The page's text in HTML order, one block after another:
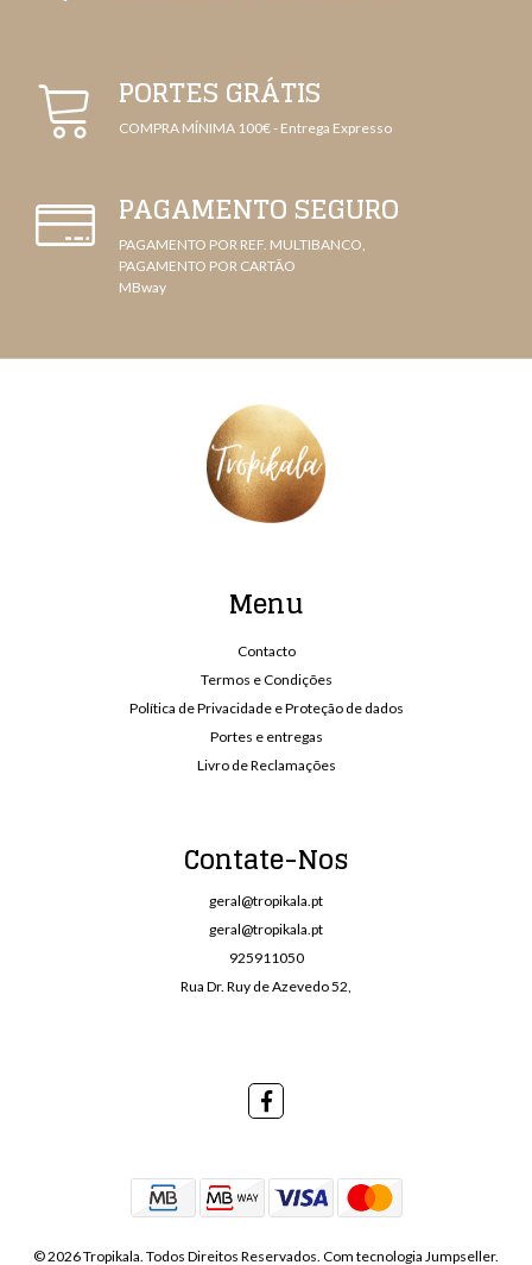
PORTES GRÁTIS
COMPRA MÍNIMA 100€ - Entrega Expresso
PAGAMENTO SEGURO
PAGAMENTO POR REF. MULTIBANCO,
PAGAMENTO POR CARTÃO
MBway
Menu
Contacto
Termos e Condições
Política de Privacidade e Proteção de dados
Portes e entregas
Livro de Reclamações
Contate-Nos
geral@tropikala.pt
geral@tropikala.pt
925911050
Rua Dr. Ruy de Azevedo 52,
© 2026 Tropikala. Todos Direitos Reservados. Com tecnologia Jumpseller.